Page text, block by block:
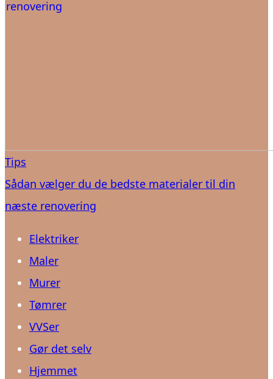
Tips
Sådan vælger du de bedste materialer til din
næste renovering
Elektriker
Maler
Murer
Tømrer
VVSer
Gør det selv
Hjemmet